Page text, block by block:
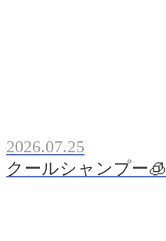
2026.07.25
クールシャンプー🧊